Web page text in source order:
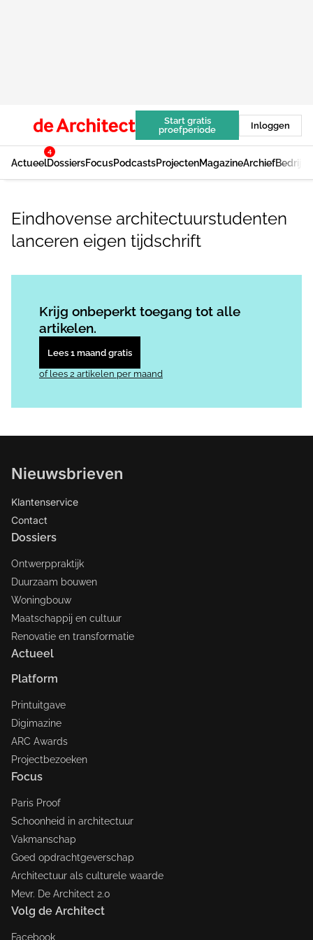
Start gratis
proefperiode
Inloggen
Actueel
4
DossiersFocusPodcastsProjectenMagazineArchief
Eindhovense architectuurstudenten
lanceren eigen tijdschrift
Krijg onbeperkt toegang tot alle
artikelen.
Lees 1 maand gratis
of lees 2 artikelen per maand
Nieuwsbrieven
Klantenservice
Contact
Dossiers
Ontwerppraktijk
Duurzaam bouwen
Woningbouw
Maatschappij en cultuur
Renovatie en transformatie
Actueel
Platform
Printuitgave
Digimazine
ARC Awards
Projectbezoeken
Focus
Paris Proof
Schoonheid in architectuur
Vakmanschap
Goed opdrachtgeverschap
Architectuur als culturele waarde
Mevr. De Architect 2.0
Volg de Architect
Facebook